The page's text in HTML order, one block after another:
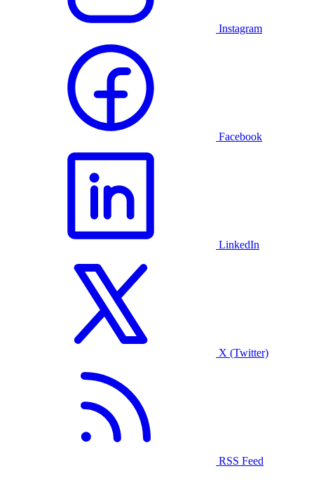
Instagram
Facebook
LinkedIn
X (Twitter)
RSS Feed